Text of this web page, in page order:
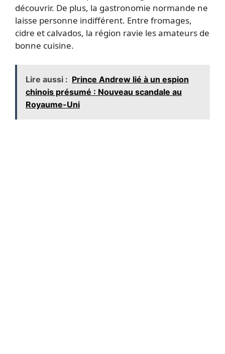
découvrir. De plus, la gastronomie normande ne
laisse personne indifférent. Entre fromages,
cidre et calvados, la région ravie les amateurs de
bonne cuisine.
Lire aussi : Prince Andrew lié à un espion
chinois présumé : Nouveau scandale au
Royaume-Uni